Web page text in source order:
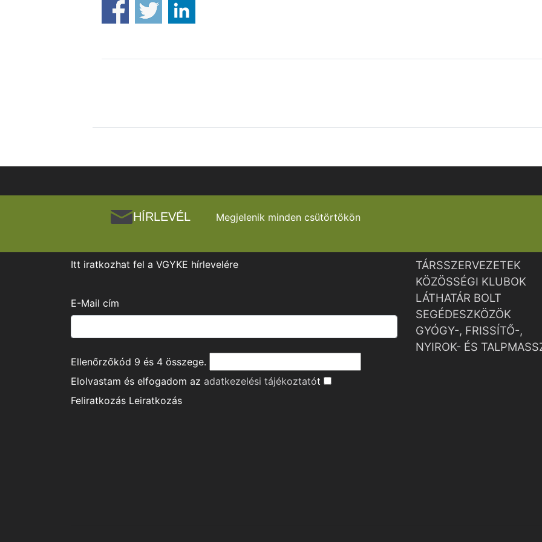
HÍRLEVÉL Megjelenik minden csütörtökön
Itt iratkozhat fel a VGYKE hírlevelére
E-Mail cím
Ellenőrzőkód 9 és 4 összege.
Elolvastam és elfogadom az adatkezelési tájékoztatót
Feliratkozás Leiratkozás
TÁRSSZERVEZETEK
KÖZÖSSÉGI KLUBOK
LÁTHATÁR BOLT
SEGÉDESZKÖZÖK
GYÓGY-, FRISSÍTŐ-,
NYIROK- ÉS